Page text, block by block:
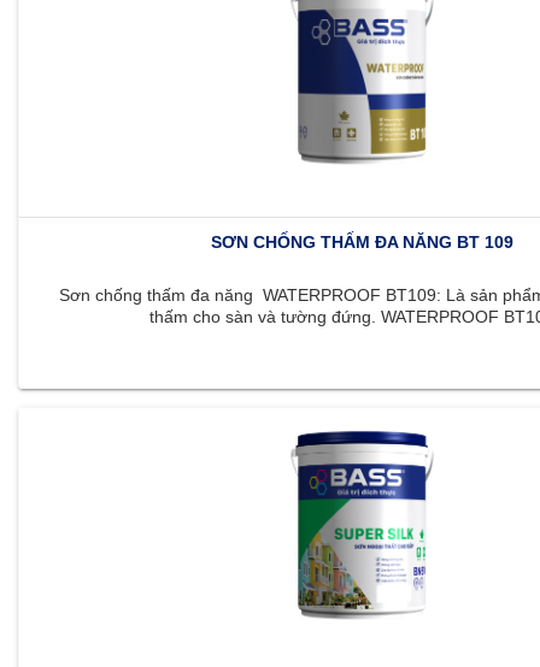
SƠN CHỐNG THẤM ĐA NĂNG BT 109
Sơn chống thấm đa năng WATERPROOF BT109: Là sản
thấm cho sàn và tường đứng. WATERPROOF